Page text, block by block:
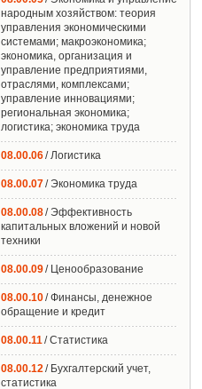
народным хозяйством: теория
управления экономическими
системами; макроэкономика;
экономика, организация и
управление предприятиями,
отраслями, комплексами;
управление инновациями;
региональная экономика;
логистика; экономика труда
08.00.06/ Логистика
08.00.07/ Экономика труда
08.00.08/ Эффективность
капитальных вложений и новой
техники
08.00.09/ Ценообразование
08.00.10/ Финансы, денежное
обращение и кредит
08.00.11/ Статистика
08.00.12/ Бухгалтерский учет,
статистика